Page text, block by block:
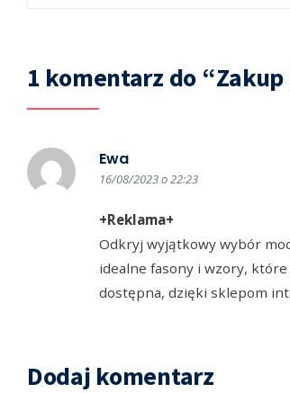
1 komentarz do
Ewa
16/08/2023 o 22:23
+Reklama+
Odkryj wyjątkowy wybór
idealne fasony i wzory,
dostępna, dzięki sklepom
Dodaj komentarz